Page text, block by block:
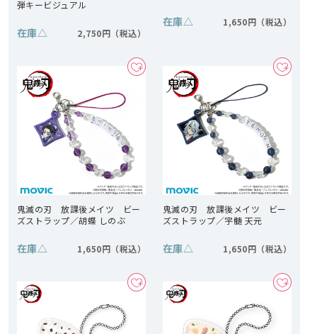
弾キービジュアル
在庫△ 2,750円
在庫△ 1,650円
鬼滅の刃 放課後メイツ ビー
ズストラップ／胡蝶 しのぶ
在庫△ 1,650円
鬼滅の刃 放課後メイツ ビー
ズストラップ／宇髄 天元
在庫△ 1,650円